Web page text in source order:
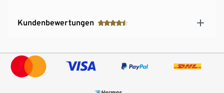
Kundenbewertungen